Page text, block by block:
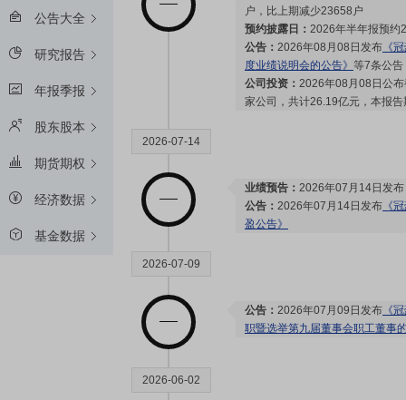
公告大全
研究报告
年报季报
股东股本
期货期权
经济数据
基金数据
户，比上期减少23658户
预约披露日： 2026年半年报预约
公告： 2026年08月08日发布 《
度业绩说明会的公告》 等7条公告
公司投资： 2026年08月08日公
家公司，共计26.19亿元，本报
2026-07-14
业绩预告： 2026年07月14日发
公告： 2026年07月14日发布 《
盈公告》
2026-07-09
公告： 2026年07月09日发布 《
职暨选举第九届董事会职工董事
2026-06-02